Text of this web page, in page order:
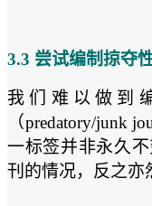
3.3 尝试编制掠夺
我们难以做到
（predatory/junk
一标签并非永久
刊的情况，反之亦